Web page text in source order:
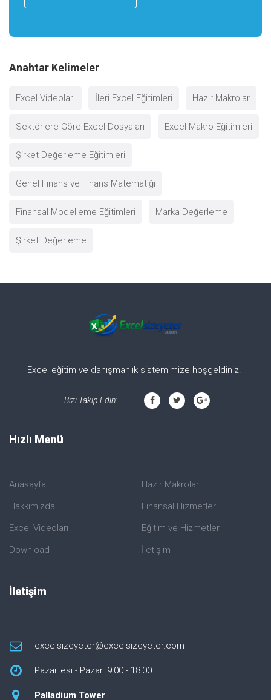
Anahtar Kelimeler
Excel Videoları İleri Excel Eğitimleri Hazır Makrolar
Sektörlere Göre Excel Dosyaları Excel Makro Eğitimleri
Şirket Değerleme Eğitimleri
Genel Finans ve Finans Matematiği
Finansal Modelleme Eğitimleri Marka Değerleme
Şirket Değerleme
Excel eğitim ve danışmanlık sistemimize hoşgeldiniz.
Bizi Takip Edin:
Hızlı Menü
Anasayfa
Hakkımızda
Excel Videoları
Download
Hazır Makrolar
Finansal Hizmetler
Eğitim ve Hizmetler
İletişim
İletişim
excelsizeyeter@excelsizeyeter.com
Pazartesi - Pazar: 9:00 - 18:00
Palladium Tower